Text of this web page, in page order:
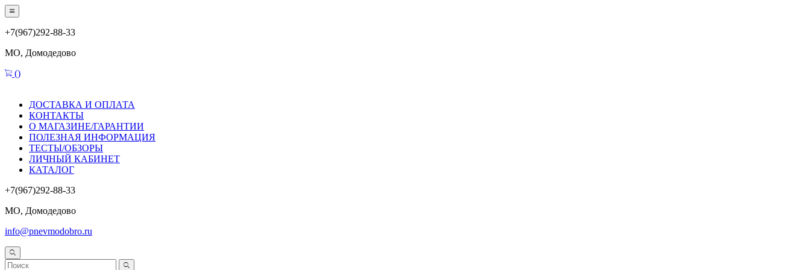
+7(967)292-88-33
МО, Домодедово
()
ДОСТАВКА И ОПЛАТА
КОНТАКТЫ
О МАГАЗИНЕ/ГАРАНТИИ
ПОЛЕЗНАЯ ИНФОРМАЦИЯ
ТЕСТЫ/ОБЗОРЫ
ЛИЧНЫЙ КАБИНЕТ
КАТАЛОГ
+7(967)292-88-33
МО, Домодедово
info@pnevmodobro.ru